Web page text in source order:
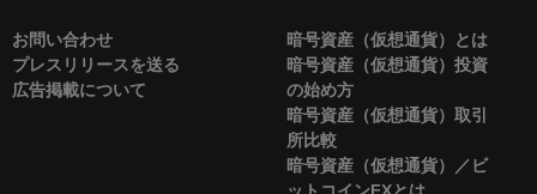
お問い合わせ
プレスリリースを送る
広告掲載について
暗号資産（仮想通貨）とは
暗号資産（仮想通貨）投資
の始め方
暗号資産（仮想通貨）取引
所比較
暗号資産（仮想通貨）／ビ
ットコインFXとは